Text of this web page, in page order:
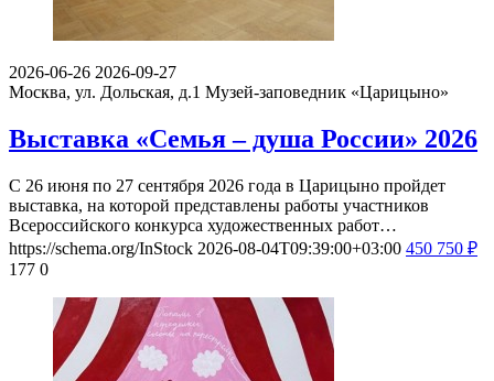
2026-06-26 2026-09-27
Москва, ул. Дольская, д.1 Музей-заповедник «Царицыно»
Выставка «Семья – душа России» 2026
С 26 июня по 27 сентября 2026 года в Царицыно пройдет
выставка, на которой представлены работы участников
Всероссийского конкурса художественных работ…
https://schema.org/InStock 2026-08-04T09:39:00+03:00 450 750 ₽
177 0